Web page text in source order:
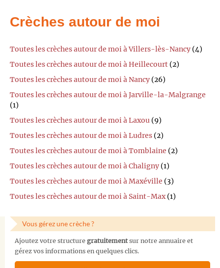
Crèches autour de moi
Toutes les crèches autour de moi à Villers-lès-Nancy (4)
Toutes les crèches autour de moi à Heillecourt (2)
Toutes les crèches autour de moi à Nancy (26)
Toutes les crèches autour de moi à Jarville-la-Malgrange
(1)
Toutes les crèches autour de moi à Laxou (9)
Toutes les crèches autour de moi à Ludres (2)
Toutes les crèches autour de moi à Tomblaine (2)
Toutes les crèches autour de moi à Chaligny (1)
Toutes les crèches autour de moi à Maxéville (3)
Toutes les crèches autour de moi à Saint-Max(1)
Vous gérez une crèche ?
Ajoutez votre structure gratuitementsur notre annuaire et
gérez vos informations en quelques clics.